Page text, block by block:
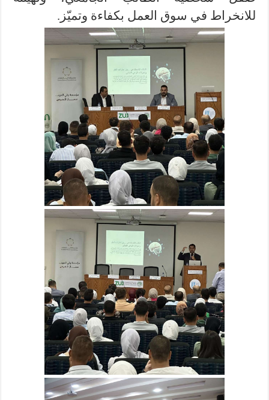
للانخراط في سوق العمل بكفاءة وتميّز.